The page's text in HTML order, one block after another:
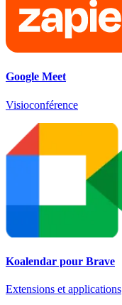
Google Meet
Visioconférence
Koalendar pour Brave
Extensions et applications